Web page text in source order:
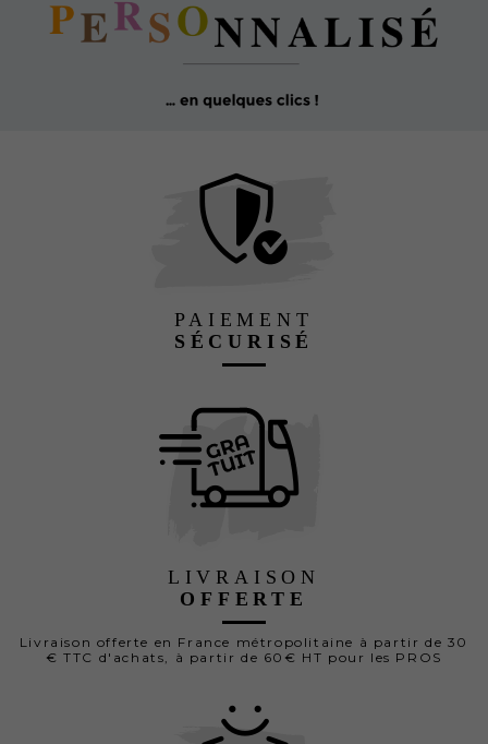
PAIEMENT
SÉCURISÉ
LIVRAISON
OFFERTE
Livraison offerte en France métropolitaine à partir de 30
€ TTC d'achats, à partir de 60€ HT pour les PROS